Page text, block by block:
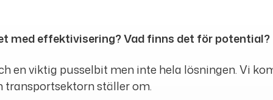
med effektivisering? Vad finns det för potential?
en viktig pusselbit men inte hela lösningen. Vi
ställer om.